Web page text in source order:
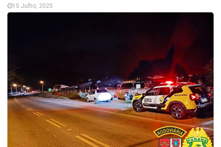
15 Julho, 2025